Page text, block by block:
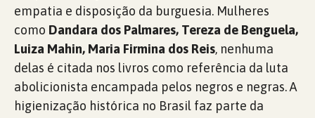
empatia e disposição da burguesia. Mulheres
como Dandara dos Palmares, Tereza de Benguela,
Luiza Mahin, Maria Firmina dos Reis, nenhuma
delas é citada nos livros como referência da luta
abolicionista encampada pelos negros e negras. A
higienização histórica no Brasil faz parte da